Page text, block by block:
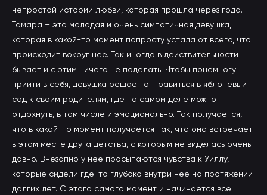
непростой истории любви, которая прошла через года.
Тамара – это молодая и очень симпатичная девушка,
которая в какой-то момент попросту устала от всего, что
происходит вокруг нее. Так иногда в действительности
бывает и с этим ничего не поделать. Чтобы понемногу
прийти в себя, девушка решает отправиться в яблоневый
сад к своим родителям, где на самом деле можно
отдохнуть, в том числе и эмоционально. Так получается,
что в какой-то момент получается так, что она встречает
в этом месте друга детства, с которым не виделась очень
давно. Внезапно у нее просыпаются чувства к Уиллу,
которые сидели где-то глубоко внутри нее на протяжении
долгих лет. С этого самого момент и начинается все